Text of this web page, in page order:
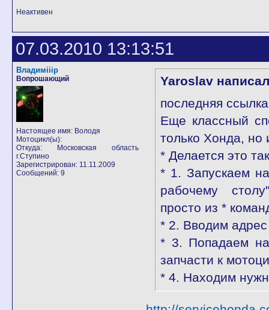
Неактивен
07.03.2010 13:13:51
Владимiiiр
Вопрошающий
Настоящее имя: Володя
Мотоцикл(ы):
Откуда: Московская область
г.Ступино
Зарегистрирован: 11.11.2009
Сообщений: 9
Yaroslav
последняя
Еще классный
только Хонда,
* Делается это
* 1. Запускаем
рабочему
просто из *
* 2. Вводим
* 3. Попадаем на
запчасти к
* 4. Находим